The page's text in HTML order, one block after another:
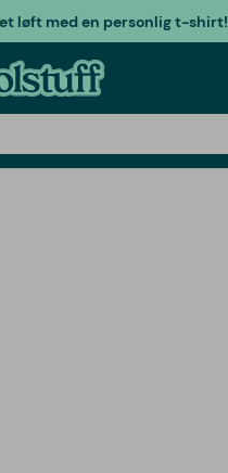
løft med en personlig t-shirt!